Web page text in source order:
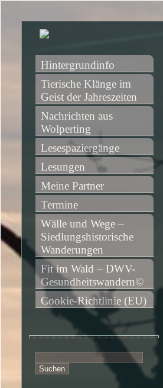
Hintergrundinfo
Tierische Klänge im
Geist der Jahreszeiten
Nachrichten aus
Wolperting
Lesespaziergänge
Lesungen
Meine Partner
Termine
Wälle und Wege –
Siedlungshistorische
Wanderungen
Fit im Wald – DWV-
Gesundheitswandern©
Cookie-Richtlinie (EU)
nach: